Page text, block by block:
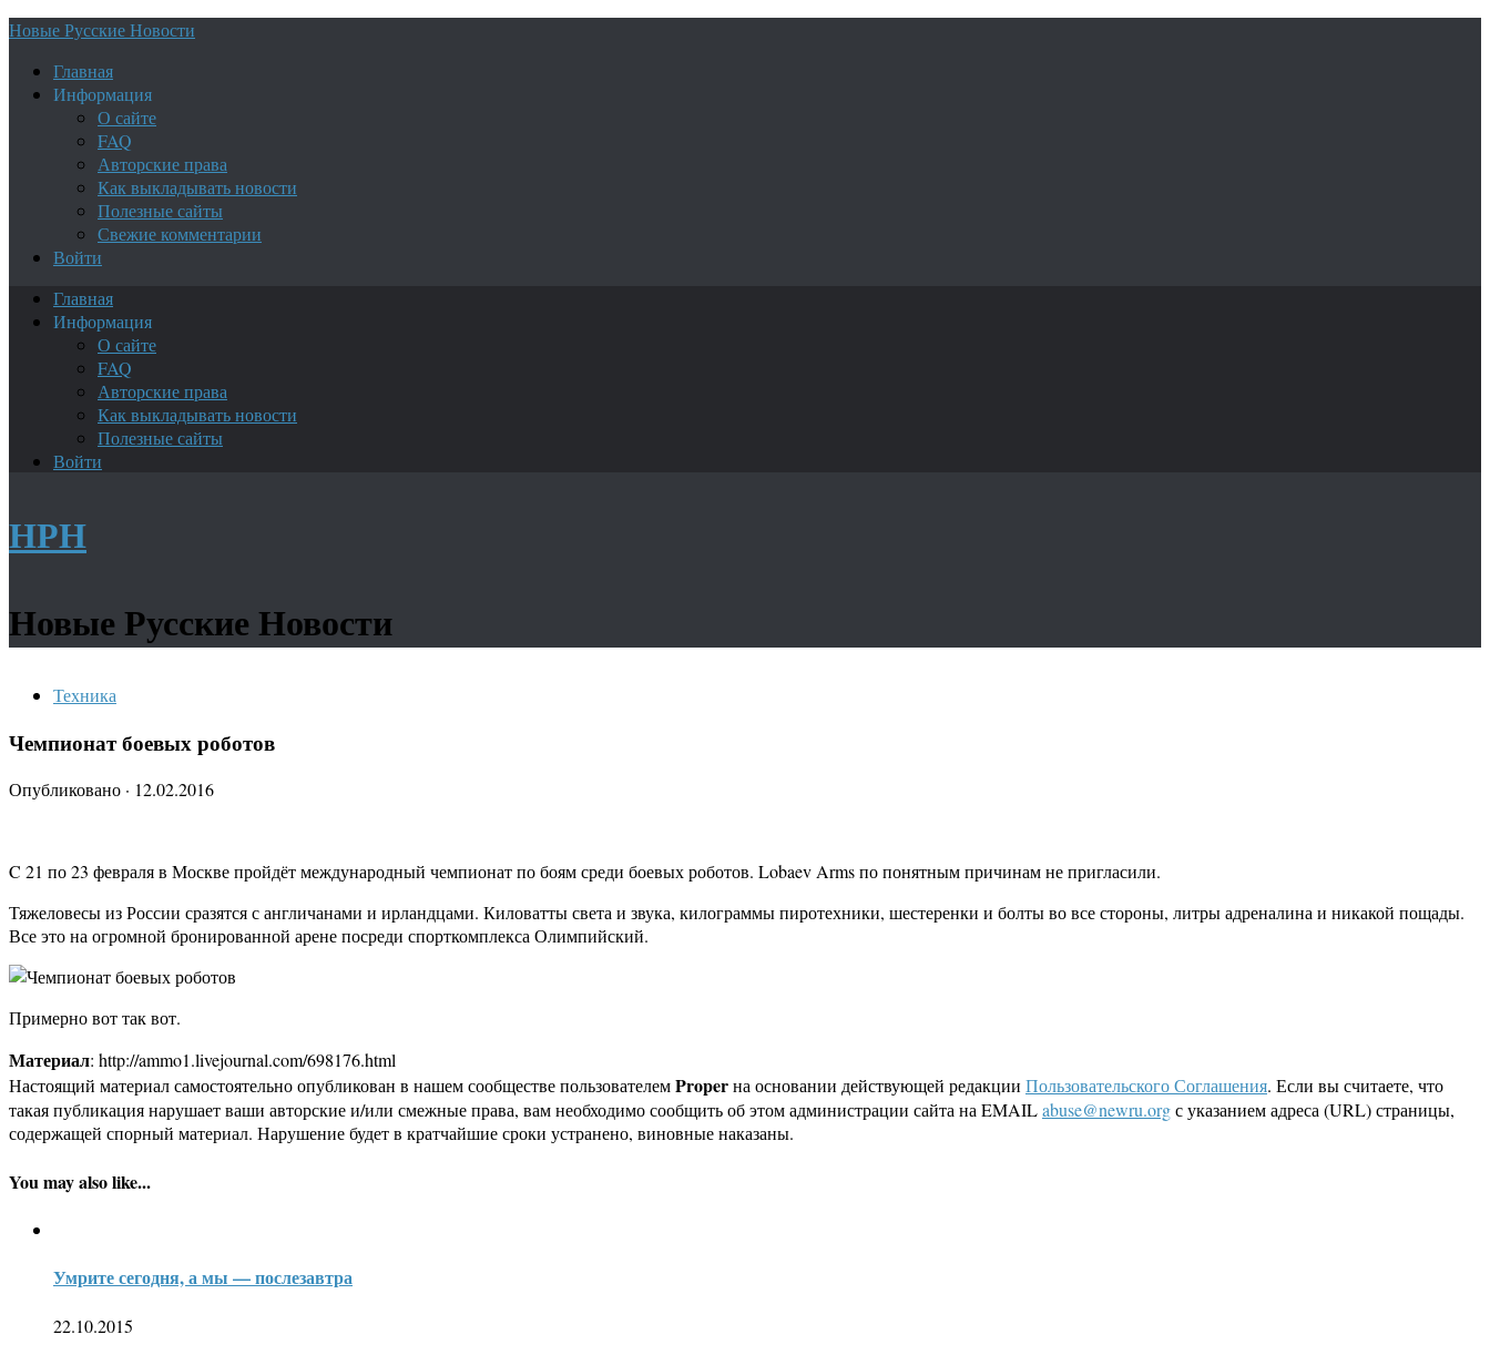
Новые Русские Новости
Главная
Информация
О сайте
FAQ
Авторские права
Как выкладывать новости
Полезные сайты
Свежие комментарии
Войти
Главная
Информация
О сайте
FAQ
Авторские права
Как выкладывать новости
Полезные сайты
Войти
НРН
Новые Русские Новости
Техника
Чемпионат боевых роботов
Опубликовано · 12.02.2016
C 21 по 23 февраля в Москве пройдёт международный чемпионат по боям среди боевых роботов. Lobaev Arms по понятным причинам не пригласили.
Тяжеловесы из России сразятся с англичанами и ирландцами. Киловатты света и звука, килограммы пиротехники, шестеренки и болты во все стороны, литры адреналина и никакой пощады.
Все это на огромной бронированной арене посреди спорткомплекса Олимпийский.
Примерно вот так вот.
Материал: http://ammo1.livejournal.com/698176.html
Настоящий материал самостоятельно опубликован в нашем сообществе пользователемProperна основании действующей редакции Пользовательского Соглашения. Если вы считаете, что
такая публикация нарушает ваши авторские и/или смежные права, вам необходимо сообщить об этом администрации сайта на EMAILabuse@newru.orgс указанием адреса (URL) страницы,
содержащей спорный материал. Нарушение будет в кратчайшие сроки устранено, виновные наказаны.
You may also like...
Умрите сегодня, а мы — послезавтра
22.10.2015